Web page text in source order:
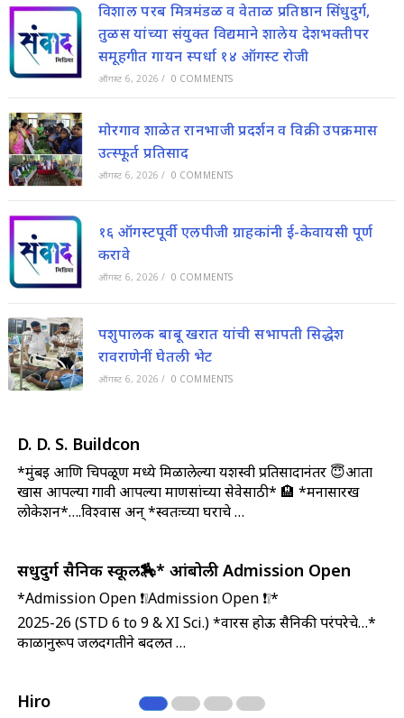
विशाल परब मित्रमंडळ व वेताळ प्रतिष्ठान सिंधुदुर्ग,
तुळस यांच्या संयुक्त विद्यमाने शालेय देशभक्तीपर
समूहगीत गायन स्पर्धा १४ ऑगस्ट रोजी
ऑगस्ट 6, 2026 / 0 COMMENTS
मोरगाव शाळेत रानभाजी प्रदर्शन व विक्री उपक्रमास
उत्स्फूर्त प्रतिसाद
ऑगस्ट 6, 2026 / 0 COMMENTS
१६ ऑगस्टपूर्वी एलपीजी ग्राहकांनी ई-केवायसी पूर्ण
करावे
ऑगस्ट 6, 2026 / 0 COMMENTS
पशुपालक बाबू खरात यांची सभापती सिद्धेश
रावराणेनीं घेतली भेट
ऑगस्ट 6, 2026 / 0 COMMENTS
D. D. S. Buildcon
*मुंबई आणि चिपळूण मध्ये मिळालेल्या यशस्वी प्रतिसादानंतर 😇आता
खास आपल्या गावी आपल्या माणसांच्या सेवेसाठी* 🏨 *मनासारख
लोकेशन*….विश्वास अन् *स्वतःच्या घराचे …
सिंधुदुर्ग सैनिक स्कूल🏇* आंबोली Admission Open
*Admission Open ❗❕Admission Open ❗❕*
2025-26 (STD 6 to 9 & XI Sci.) *वारस होऊ सैनिकी परंपरेचे…*
काळानुरूप जलदगतीने बदलत …
Hiro